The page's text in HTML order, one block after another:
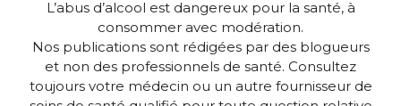
L’abus d’alcool est dangereux pour la santé, à
consommer avec modération.
Nos publications sont rédigées par des blogueurs
et non des professionnels de santé. Consultez
toujours votre médecin ou un autre fournisseur de